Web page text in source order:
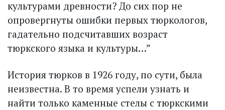
культурами древности? До сих пор не
опровергнуты ошибки первых тюркологов,
гадательно подсчитавших возраст
тюркского языка и культуры…”
История тюрков в 1926 году, по сути, была
неизвестна. В то время успели узнать и
найти только каменные стелы с тюркскими